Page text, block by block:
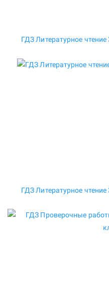
ГДЗ Литературное
ГДЗ Литературное